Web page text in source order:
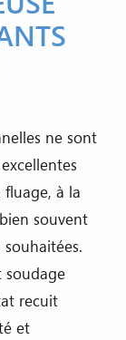
ne sont
à la
souvent
soudage
recuit
et